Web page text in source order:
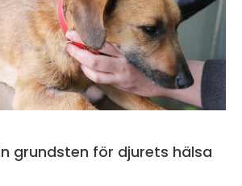
grundsten för djurets hälsa